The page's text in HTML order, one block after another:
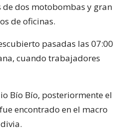
dos motobombas y gran
de oficinas.
pasadas las 07:00
cuando trabajadores
Bío Bío, posteriormente el
encontrado en el macro